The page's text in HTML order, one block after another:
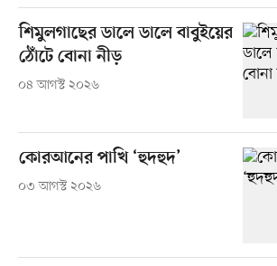
শিমুলগাছের ডালে ডালে বাবুইয়ের
ঠোঁটে বোনা নীড়
০৪ আগস্ট ২০২৬
কোরআনের পাখি ‘হুদহুদ’
০৩ আগস্ট ২০২৬